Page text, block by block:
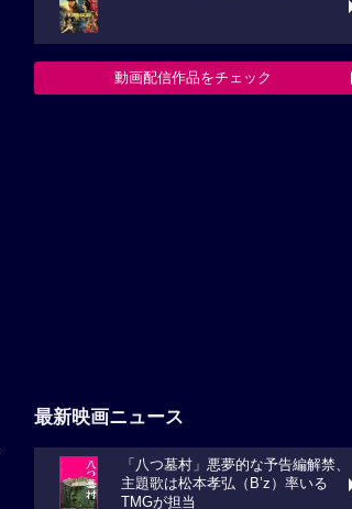
動画配信作品をチェック
最新映画ニュース
「八つ墓村」悪夢的な予告編解禁、
主題歌は松本孝弘（B’z）率いる
TMGが担当